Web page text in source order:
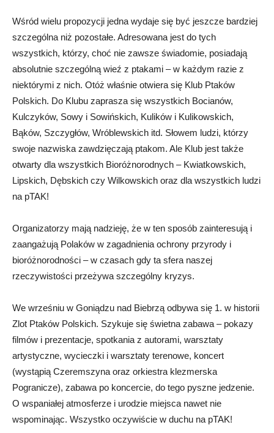
Wśród wielu propozycji jedna wydaje się być jeszcze bardziej
szczególna niż pozostałe. Adresowana jest do tych
wszystkich, którzy, choć nie zawsze świadomie, posiadają
absolutnie szczególną wieź z ptakami – w każdym razie z
niektórymi z nich. Otóż właśnie otwiera się Klub Ptaków
Polskich. Do Klubu zaprasza się wszystkich Bocianów,
Kulczyków, Sowy i Sowińskich, Kulików i Kulikowskich,
Bąków, Szczygłów, Wróblewskich itd. Słowem ludzi, którzy
swoje nazwiska zawdzięczają ptakom. Ale Klub jest także
otwarty dla wszystkich Bioróżnorodnych – Kwiatkowskich,
Lipskich, Dębskich czy Wilkowskich oraz dla wszystkich ludzi
na pTAK!
Organizatorzy mają nadzieję, że w ten sposób zainteresują i
zaangażują Polaków w zagadnienia ochrony przyrody i
bioróżnorodności – w czasach gdy ta sfera naszej
rzeczywistości przeżywa szczególny kryzys.
We wrześniu w Goniądzu nad Biebrzą odbywa się 1. w historii
Zlot Ptaków Polskich. Szykuje się świetna zabawa – pokazy
filmów i prezentacje, spotkania z autorami, warsztaty
artystyczne, wycieczki i warsztaty terenowe, koncert
(wystąpią Czeremszyna oraz orkiestra klezmerska
Pogranicze), zabawa po koncercie, do tego pyszne jedzenie.
O wspaniałej atmosferze i urodzie miejsca nawet nie
wspominając. Wszystko oczywiście w duchu na pTAK!